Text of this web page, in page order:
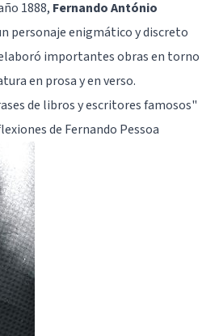
1888, Fernando António
personaje enigmático y discreto
importantes obras en torno
en prosa y en verso.
de libros y escritores famosos"
de Fernando Pessoa